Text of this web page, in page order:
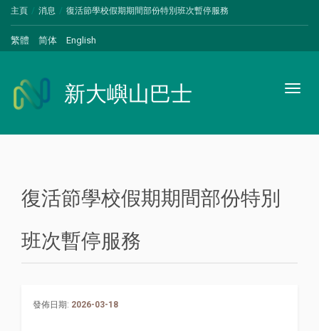
主頁 消息 復活節學校假期期間部份特別班次暫停服務
繁體 简体 English
新大嶼山巴士
復活節學校假期期間部份特別
班次暫停服務
發佈日期: 2026-03-18